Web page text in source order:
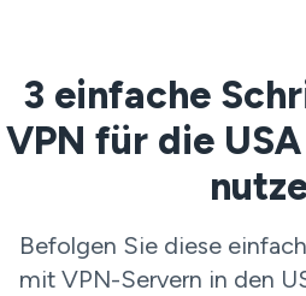
3 einfache
VPN für die
Befolgen Sie diese
mit VPN-Servern in den